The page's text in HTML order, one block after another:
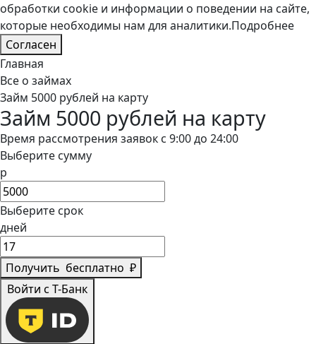
обработки cookie и информации о поведении на сайте,
которые необходимы нам для аналитики.Подробнее
Согласен
Главная
Все о займах
Займ 5000 рублей на карту
Займ 5000 рублей на карту
Время рассмотрения заявок с 9:00 до 24:00
Выберите сумму
р
Выберите срок
дней
Получить бесплатно ₽
Войти с Т-Банк